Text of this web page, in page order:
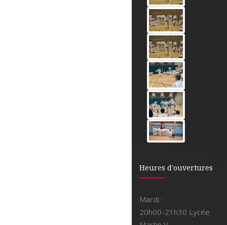
Heures d'ouvertures
Mardi :
20h00-21h30 Lycée